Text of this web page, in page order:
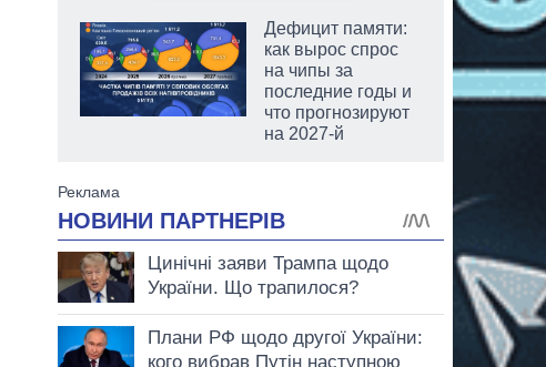
Дефицит памяти:
как вырос спрос
на чипы за
последние годы и
что прогнозируют
на 2027-й